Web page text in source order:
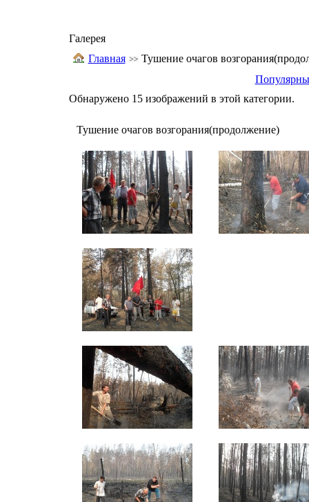
Галерея
Главная
Тушение очагов
Обнаружено 15 изображений в этой категории.
Тушение очагов возгорания(продолжение)